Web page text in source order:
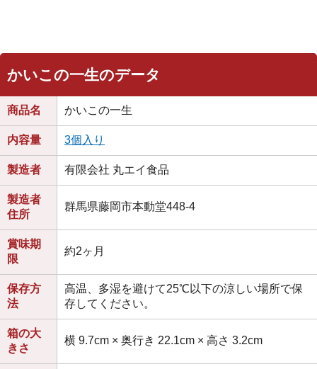
かいこの一生のデータ
商品名 かいこの一生
内容量 3個入り
製造者 有限会社 丸エイ食品
製造者
住所
群馬県藤岡市本動堂448-4
賞味期
限
約2ヶ月
保存方
法
高温、多湿を避けて25℃以下の涼しい場所で保
存してください。
箱の大
きさ
横 9.7cm × 奥行き 22.1cm × 高さ 3.2cm